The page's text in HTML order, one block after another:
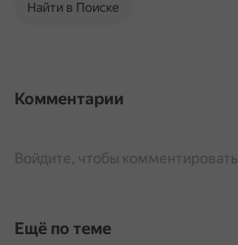
Найти в Поиске
Комментарии
Войдите, чтобы комментировать
Ещё по теме